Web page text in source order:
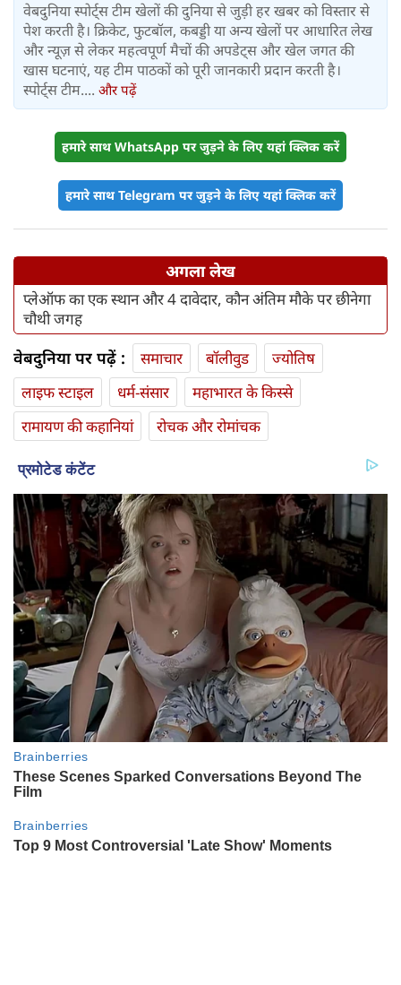
वेबदुनिया स्पोर्ट्स टीम खेलों की दुनिया से जुड़ी हर खबर को विस्तार से
पेश करती है। क्रिकेट, फुटबॉल, कबड्डी या अन्य खेलों पर आधारित लेख
और न्यूज़ से लेकर महत्वपूर्ण मैचों की अपडेट्स और खेल जगत की
खास घटनाएं, यह टीम पाठकों को पूरी जानकारी प्रदान करती है।
स्पोर्ट्स टीम.... और पढ़ें
हमारे साथ WhatsApp पर जुड़ने के लिए यहां क्लिक करें
हमारे साथ Telegram पर जुड़ने के लिए यहां क्लिक करें
अगला लेख
प्लेऑफ का एक स्थान और 4 दावेदार, कौन अंतिम मौके पर छीनेगा
चौथी जगह
वेबदुनिया पर पढ़ें : समाचार बॉलीवुड
ज्योतिष
लाइफ स्‍टाइल
धर्म-संसार
महाभारत के किस्से
रामायण की कहानियां
रोचक और रोमांचक